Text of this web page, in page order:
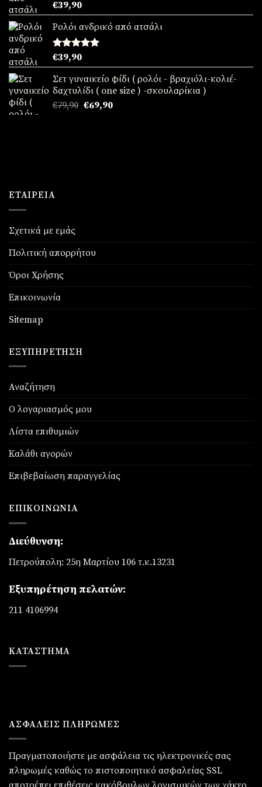
Βαθμολογήθηκε
με5.00
από 5
€39,90
Ρολόι ανδρικό από ατσάλι
Βαθμολογήθηκε
με5.00
από 5
€39,90
Σετ γυναικείο φίδι ( ρολόι - βραχιόλι-κολιέ-
δαχτυλίδι ( one size ) -σκουλαρίκια )
€79,90 Original
€69,90Η
ΕΤΑΙΡΕΊΑ
Σχετικά με εμάς
Πολιτική απορρήτου
Όροι Χρήσης
Επικοινωνία
Sitemap
ΕΞΥΠΗΡΈΤΗΣΗ
Αναζήτηση
Ο λογαριασμός μου
Λίστα επιθυμιών
Καλάθι αγορών
Επιβεβαίωση παραγγελίας
ΕΠΙΚΟΙΝΩΝΊΑ
Διεύθυνση:
Πετρούπολη: 25η Μαρτίου 106 τ.κ.13231
Εξυπηρέτηση πελατών:
211 4106994
ΚΑΤΆΣΤΗΜΑ
ΑΣΦΑΛΕΙΣ ΠΛΗΡΩΜΕΣ
Πραγματοποιήστε με ασφάλεια τις ηλεκτρονικές σας
πληρωμές καθώς το πιστοποιητικό ασφαλείας SSL